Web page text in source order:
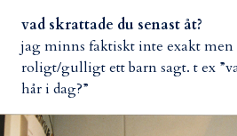
vad skrattade du senast åt?
jag minns faktiskt inte exakt
roligt/gulligt ett barn sagt. t ex
hår i dag?”